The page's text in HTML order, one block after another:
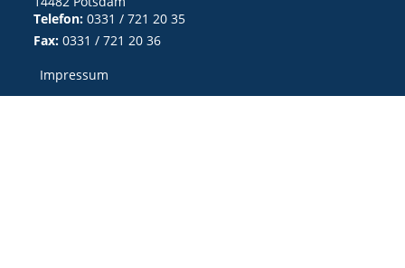
Telefon: 0331 / 721 20 35
Fax: 0331 / 721 20 36
Impressum